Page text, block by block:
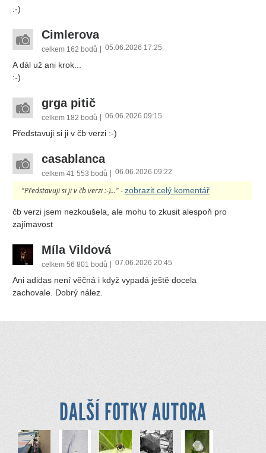
:-)
Cimlerova
celkem 162 bodů | 05.06.2026 17:25
A dál už ani krok...
:-)
grga pitič
celkem 182 bodů | 06.06.2026 09:15
Představuji si ji v čb verzi :-)
casablanca
celkem 41 553 bodů | 06.06.2026 09:22
"Představuji si ji v čb verzi :-)..." -zobrazit celý komentář
čb verzi jsem nezkoušela, ale mohu to zkusit alespoň pro
zajímavost
Míla Vildová
celkem 56 801 bodů | 07.06.2026 20:45
Ani adidas není věčná i když vypadá ještě docela
zachovale. Dobrý nález.
DALŠÍ FOTKY AUTORA